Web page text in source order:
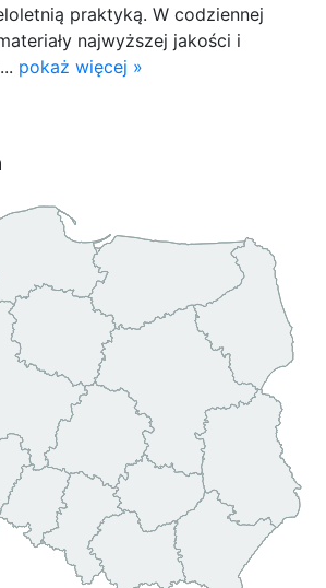
praktyką. W codziennej
najwyższej jakości i
pokaż więcej »